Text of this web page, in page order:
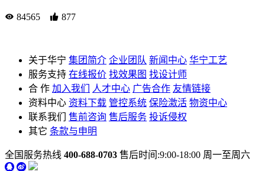
84565 877
关于华宁 集团简介 企业团队 新闻中心 华宁工艺
服务支持 在线报价 找效果图 找设计师
合 作 加入我们 人才中心 广告合作 友情链接
资料中心 资料下载 管控系统 保险激活 物资中心
联系我们
售前咨询 售后服务 投诉侵权
其它 条款与申明
全国服务热线 400-688-0703 售后时间:9:00-18:00 周一至周六